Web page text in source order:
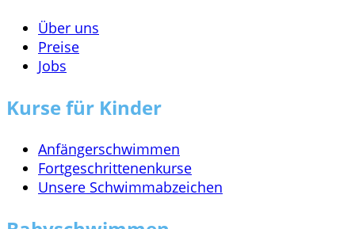
Über uns
Preise
Jobs
Kurse für Kinder
Anfängerschwimmen
Fortgeschrittenenkurse
Unsere Schwimmabzeichen